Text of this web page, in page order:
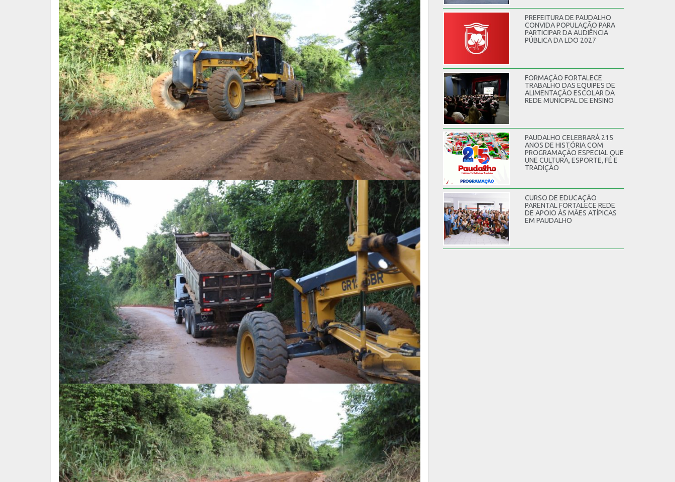
PREFEITURA DE PAUDALHO
CONVIDA POPULAÇÃO PARA
PARTICIPAR DA AUDIÊNCIA
PÚBLICA DA LDO 2027
FORMAÇÃO FORTALECE
TRABALHO DAS EQUIPES DE
ALIMENTAÇÃO ESCOLAR DA
REDE MUNICIPAL DE ENSINO
PAUDALHO CELEBRARÁ 215
ANOS DE HISTÓRIA COM
PROGRAMAÇÃO ESPECIAL QUE
UNE CULTURA, ESPORTE, FÉ E
TRADIÇÃO
CURSO DE EDUCAÇÃO
PARENTAL FORTALECE REDE
DE APOIO ÀS MÃES ATÍPICAS
EM PAUDALHO